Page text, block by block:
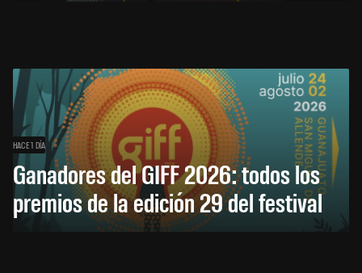
HACE 1 DÍA
Ganadores del GIFF 2026: todos los
premios de la edición 29 del festival